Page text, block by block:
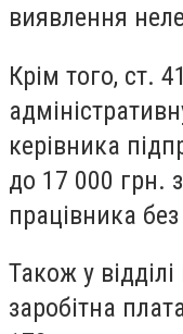
виявлення
Крім того, ст.
керівника
до 17 000 грн.
працівника
Також у
заробітна